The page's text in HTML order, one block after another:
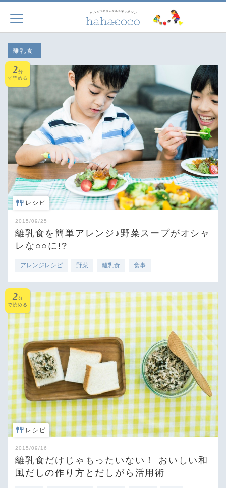
離乳食
レシピ
2分
で読める
2015/09/25
離乳食を簡単アレンジ♪野菜スープがオシャ
レな○○に!?
アレンジレシピ 野菜 離乳食 食事
レシピ
2分
で読める
2015/09/16
離乳食だけじゃもったいない！ おいしい和
風だしの作り方とだしがら活用術